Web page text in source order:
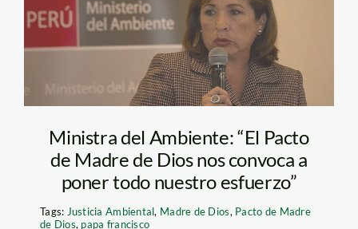
pix60015_elsa_galarza
Ministra del Ambiente: “El Pacto
de Madre de Dios nos convoca a
poner todo nuestro esfuerzo”
Tags: Justicia Ambiental, Madre de Dios, Pacto de Madre
de Dios, papa francisco